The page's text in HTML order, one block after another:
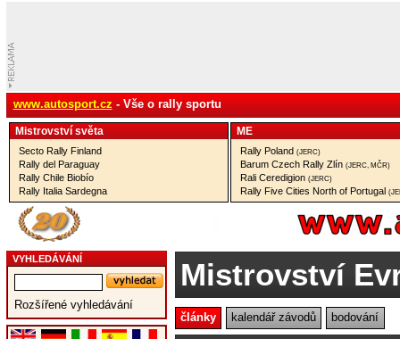
www.autosport.cz - Vše o rally sportu
Mistrovství­ světa
Secto Rally Finland
Rally del Paraguay
Rally Chile Biobío
Rally Italia Sardegna
ME
Rally Poland (JERC)
Barum Czech Rally Zlín (JERC, MČR)
Rali Ceredigion (JERC)
Rally Five Cities North of Portugal
VYHLEDÁVÁNÍ
Rozšířené vyhledávání
Mistrovství
články kalendář závodů bodování